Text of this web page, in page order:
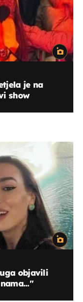
je na
show
objavili